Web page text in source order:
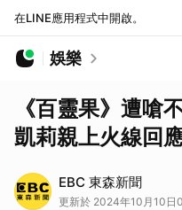
在LINE應用程式中開啟。
娛樂
《百靈果》遭嗆
凱莉親上火線回
EBC 東森新聞
更新於 2024年10月10日